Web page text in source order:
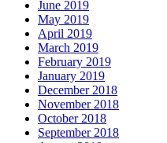
June 2019
May 2019
April 2019
March 2019
February 2019
January 2019
December 2018
November 2018
October 2018
September 2018